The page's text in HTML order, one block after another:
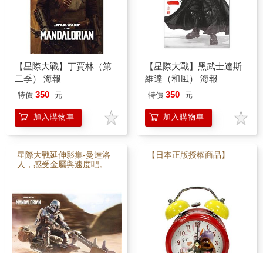
【星際大戰】丁賈林（第
二季） 海報
特價 350 元
加入購物車
【星際大戰】黑武士達斯
維達（和風） 海報
特價 350 元
加入購物車
星際大戰延伸影集-曼達洛
人，感受金屬與速度吧。
【日本正版授權商品】